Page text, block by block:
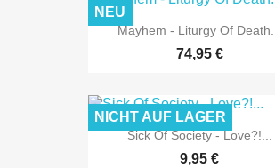
Mayhem - Liturgy Of Death...
74,95 €
NEU
Sick Of Society - Love?!...
9,95 €
NICHT AUF LAGER